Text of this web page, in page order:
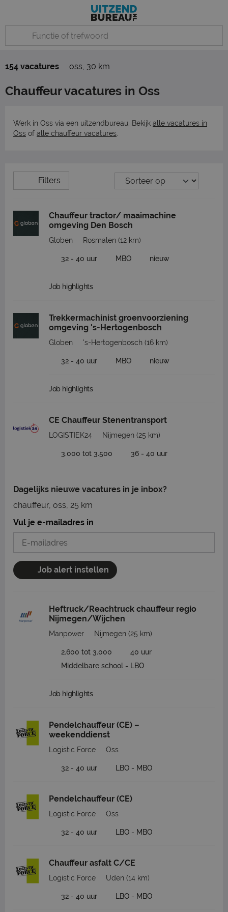
154 vacatures oss, 30 km
Chauffeur vacatures in Oss
Werk in Oss via een uitzendbureau. Bekijk alle vacatures in
Oss of alle chauffeur vacatures
Filters
Chauffeur tractor/ maaimachine
omgeving Den Bosch
Globen Rosmalen (12 km)
32 - 40 uur MBO nieuw
Job highlights
Trekkermachinist groenvoorziening
omgeving 's-Hertogenbosch
Globen 's-Hertogenbosch (16 km)
32 - 40 uur MBO nieuw
Job highlights
CE Chauffeur Stenentransport
LOGISTIEK24 Nijmegen (25 km)
3.000 tot 3.500 36 - 40 uur
Dagelijks nieuwe vacatures in je inbox?
chauffeur, oss, 25 km
Vul je e-mailadres in
Job alert instellen
Heftruck/Reachtruck chauffeur regio
Nijmegen/Wijchen
Manpower Nijmegen (25 km)
2.600 tot 3.000
40 uur
Middelbare school - LBO
Job highlights
Pendelchauffeur (CE) –
weekenddienst
Logistic Force Oss
32 - 40 uur LBO - MBO
Pendelchauffeur (CE)
Logistic Force Oss
32 - 40 uur LBO - MBO
Chauffeur asfalt C/CE
Logistic Force Uden (14 km)
32 - 40 uur LBO - MBO